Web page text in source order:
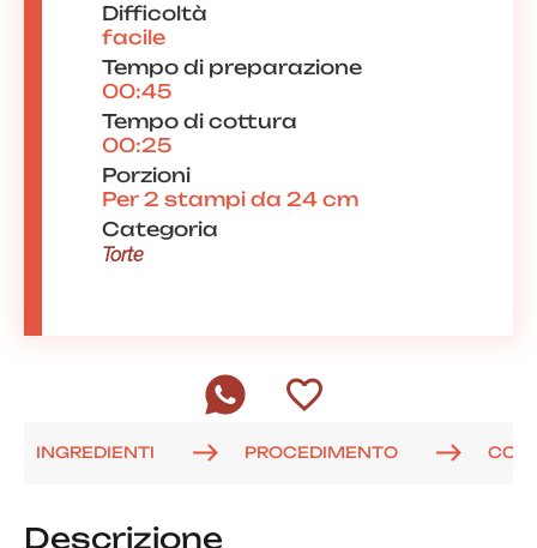
Difficoltà
facile
Tempo di preparazione
00:45
Tempo di cottura
00:25
Porzioni
Per 2 stampi da 24 cm
Categoria
Torte
INGREDIENTI PROCEDIMENTO
Descrizione